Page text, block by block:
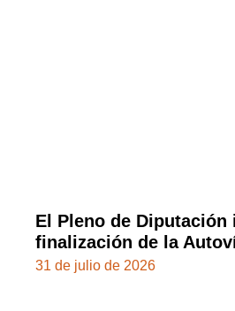
El Pleno de Diputación
finalización de la
31 de julio de 2026